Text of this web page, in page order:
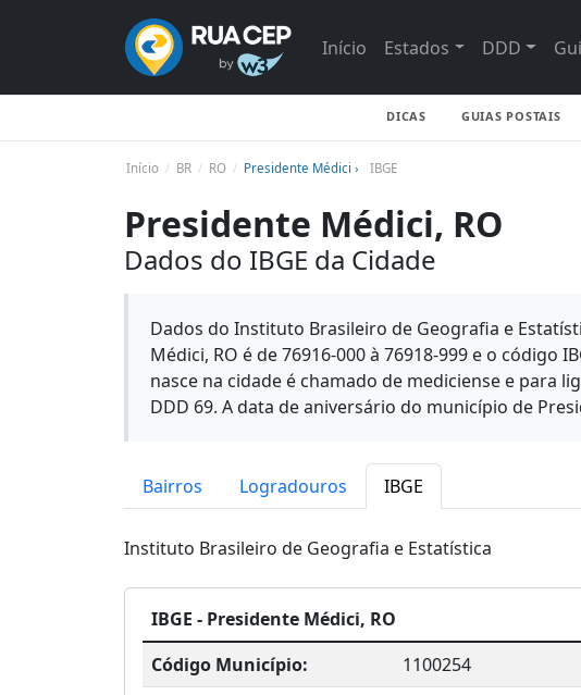
Início Estados DDD
DICAS GUIAS POSTAIS
Início BR RO Presidente Médici › IBGE
Presidente Médici, RO
Dados do IBGE da Cidade
Dados do Instituto Brasileiro de Geografia e
Médici, RO é de 76916-000 à 76918-999 e o código
nasce na cidade é chamado de mediciense e para
DDD 69. A data de aniversário do município de
Bairros Logradouros IBGE
Instituto Brasileiro de Geografia e Estatística
IBGE - Presidente Médici, RO
Código Município:
1100254